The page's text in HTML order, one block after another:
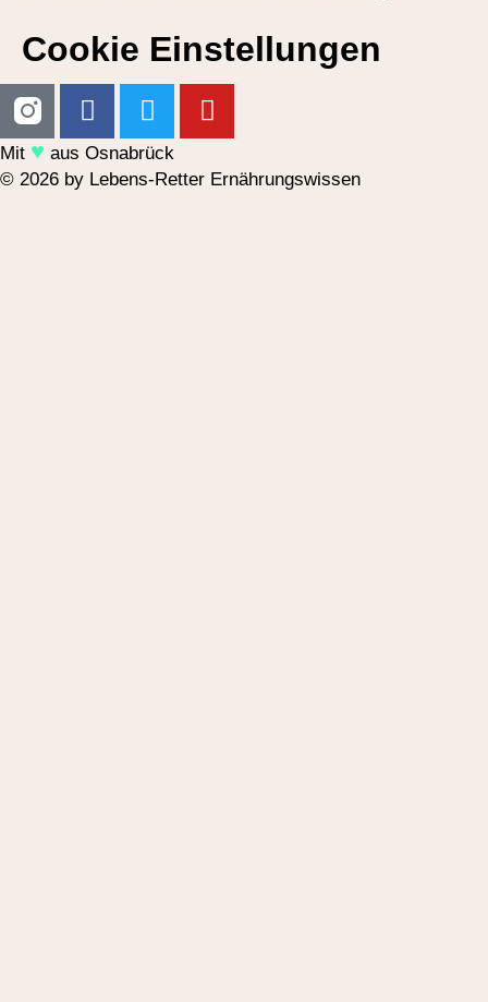
Cookie Einstellungen
Mit ♥︎ aus Osnabrück
© 2026 by Lebens-Retter Ernährungswissen